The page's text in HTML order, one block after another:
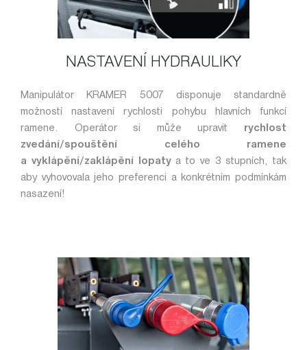
NASTAVENÍ HYDRAULIKY
Manipulátor KRAMER 5007 disponuje standardně
možností nastavení rychlosti pohybu hlavních funkcí
ramene. Operátor si může upravit rychlost
zvedání/spouštění celého ramene
a vyklápění/zaklápění lopatya to ve 3 stupních, tak
aby vyhovovala jeho preferenci a konkrétním podmínkám
nasazení!